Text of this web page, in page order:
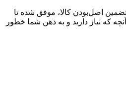
با پایبندی به سه اصل کلیدی، پرداخت در محل، ۷ روز ضمانت بازگشت کالا و تضمین اصل‌بودن کالا، موفق شده تا
که نیاز دارید و به ذهن شما خطور